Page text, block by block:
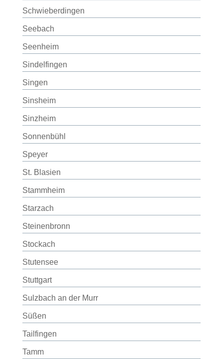
Schwieberdingen
Seebach
Seenheim
Sindelfingen
Singen
Sinsheim
Sinzheim
Sonnenbühl
Speyer
St. Blasien
Stammheim
Starzach
Steinenbronn
Stockach
Stutensee
Stuttgart
Sulzbach an der Murr
Süßen
Tailfingen
Tamm